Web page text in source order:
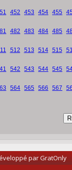
452 453 454 455
482 483 484 485
512 513 514 515
542 543 544 545
564 565 566 567
parGratOnly